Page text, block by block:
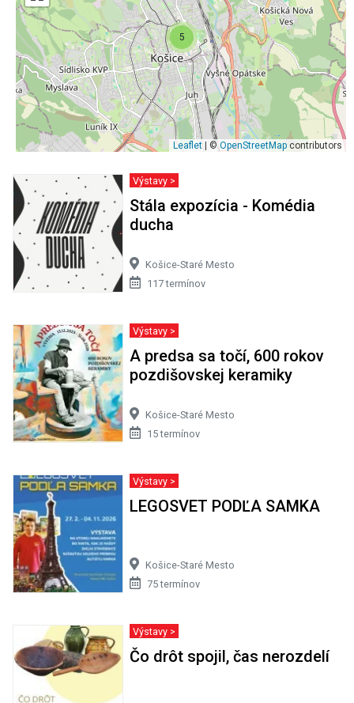
5
Leaflet | © OpenStreetMap contributors
Výstavy >
Stála expozícia - Komédia
ducha
Košice-Staré Mesto
117 termínov
Výstavy >
A predsa sa točí, 600 rokov
pozdišovskej keramiky
Košice-Staré Mesto
15 termínov
Výstavy >
LEGOSVET PODĽA SAMKA
Košice-Staré Mesto
75 termínov
Výstavy >
Čo drôt spojil, čas nerozdelí